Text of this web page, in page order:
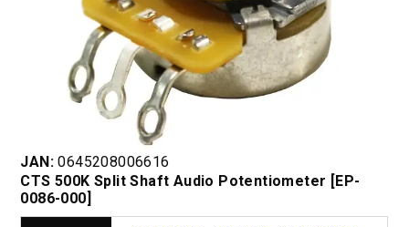
JAN: 0645208006616
CTS 500K Split Shaft Audio Potentiometer [EP-
0086-000]